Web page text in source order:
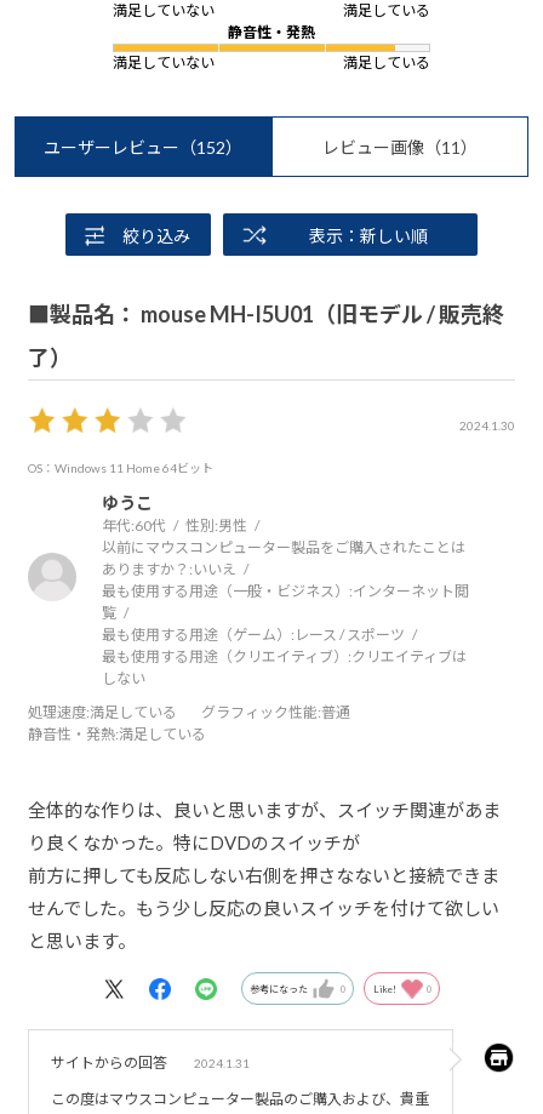
満足していない
満足している
静音性・発熱
満足していない
満足している
ユーザーレビュー （152） レビュー画像 （11）
絞り込み 表示：新しい順
■製品名： mouse MH-I5U01（旧モデル / 販売終
了）
2024.1.30
OS：Windows 11 Home 64ビット
ゆうこ
年代:60代 性別:男性
以前にマウスコンピューター製品をご購入されたことは
ありますか？: いいえ
最も使用する用途（一般・ビジネス）:インターネット閲
覧
最も使用する用途（ゲーム）: レース / スポーツ
最も使用する用途（クリエイティブ）:クリエイティブは
しない
処理速度:満足している グラフィック性能:普通
静音性・発熱:満足している
全体的な作りは、良いと思いますが、スイッチ関連があま
り良くなかった。特にDVDのスイッチが
前方に押しても反応しない右側を押さなないと接続できま
せんでした。もう少し反応の良いスイッチを付けて欲しい
と思います。
参考になった 0 Like! 0
サイトからの回答 2024.1.31
この度はマウスコンピューター製品のご購入および、貴重